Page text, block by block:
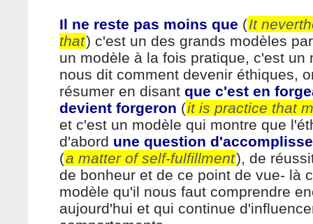
Il ne reste pas moins que (It
that) c'est un des grands modèles
un modèle à la fois pratique, c'est un
nous dit comment devenir éthiques,
résumer en disant que c'est en
devient forgeron (it is practice that
et c'est un modèle qui montre que
d'abord une question
(a matter of self-fulfillment), de
de bonheur et de ce point de vue- là
modèle qu'il nous faut comprendre
aujourd'hui et qui continue